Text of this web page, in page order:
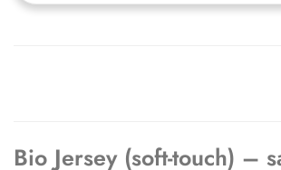
Bio Jersey (soft-touch) –